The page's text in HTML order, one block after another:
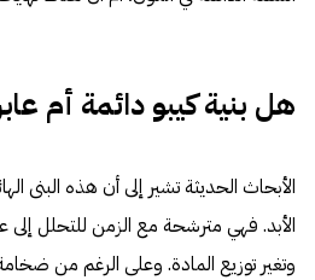
هل بنية كيبو دائمة أم
الأبحاث الحديثة تشير إلى أن هذه البنى
الأبد. فهي مترشحة مع الزمن للتحلل إلى
وتغير توزيع المادة. وعلى الرغم من